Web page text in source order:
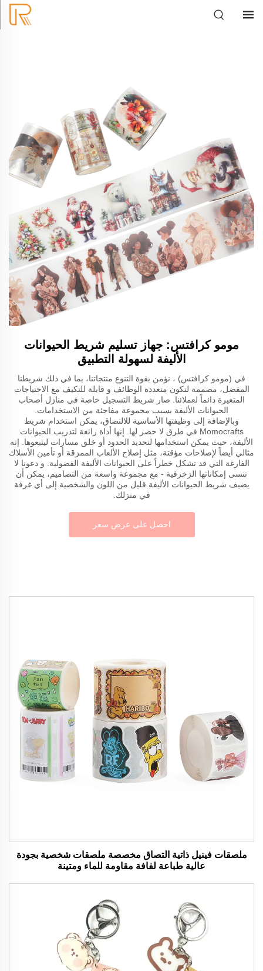
مومو كرافتس: جهاز تسليم شريط الحيوانات
الأليفة لسهولة التطبيق
في (مومو كرافتس) ، نؤمن بقوة التنوع منتجاتنا، بما في ذلك شريطنا
المفضل، مصممة لتكون متعددة الوظائف و قابلة للتكيف مع الاحتياجات
المتغيرة دائماً لعملائنا. صار شريط التسجيل خاصة في منازل أصحاب
الحيوانات الأليفة بسبب مجموعة مفاجئة من الاستخدامات.
وبالإضافة إلى وظيفتها الأساسية للالتصاق، يمكن استخدام شريط
Momocrafts في طرق لا حصر لها. إنها أداة رائعة لتدريب الحيوانات
الأليفة، حيث يمكن استخدامها لتحديد الحدود أو خلق مسارات ليتبعوها. إنه
مثالي أيضاً لإصلاحات مؤقتة، مثل إصلاح الألعاب الممزقة أو تأمين الأسلاك
الفارغة التي قد تشكل خطراً على الحيوانات الأليفة الفضولية. و دعونا لا
ننسى إمكاناتها الزخرفية - مع مجموعة واسعة من التصاميم، يمكن أن
يضيف شريط الحيوانات الأليفة قليل من اللون والشخصية إلى أي غرفة
في منزلك.
احصل على عرض سعر
ملصقات فينيل ذاتية التصاق مخصصة ملصقات شخصية بجودة
عالية طباعة لفافة مقاومة للماء ومتينة